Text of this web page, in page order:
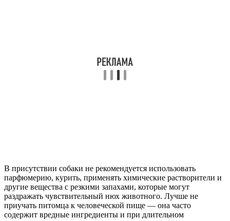
В присутствии собаки не рекомендуется использовать
парфюмерию, курить, применять химические растворители и
другие вещества с резкими запахами, которые могут
раздражать чувствительный нюх животного. Лучше не
приучать питомца к человеческой пище — она часто
содержит вредные ингредиенты и при длительном